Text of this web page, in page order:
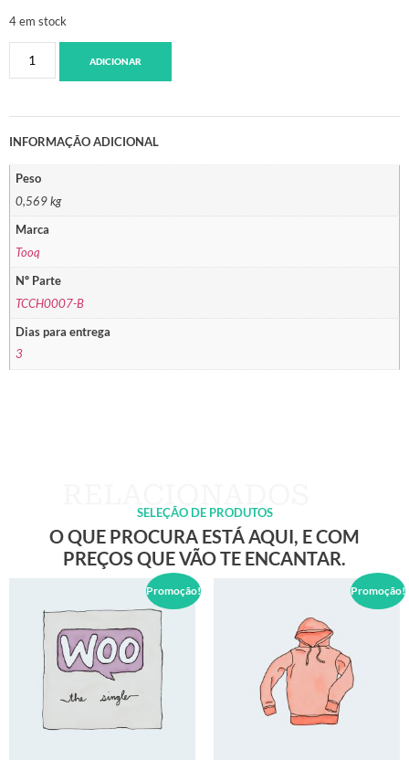
4 em stock
ADICIONAR
INFORMAÇÃO ADICIONAL
Peso
0,569 kg
Marca
Tooq
Nº Parte
TCCH0007-B
Dias para entrega
3
SELEÇÃO DE PRODUTOS
O QUE PROCURA ESTÁ AQUI, E COM
PREÇOS QUE VÃO TE ENCANTAR.
Promoção! Promoção!